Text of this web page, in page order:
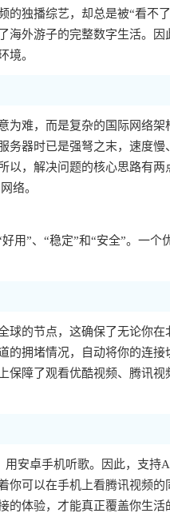
独播综艺，却总是被“看不
外游子的完整数字生活。
境。
难，而是复杂的国际网络
器时已是强弩之末，速度
，解决问题的核心思路有
络。
用”、“稳定”和“安全”。一
的节点，这确保了无论你
拥堵情况，自动将你的连
障了观看优酷视频、腾讯
安卓手机听歌。因此，支持
可以在手机上看腾讯视频
体验，才能真正覆盖你生